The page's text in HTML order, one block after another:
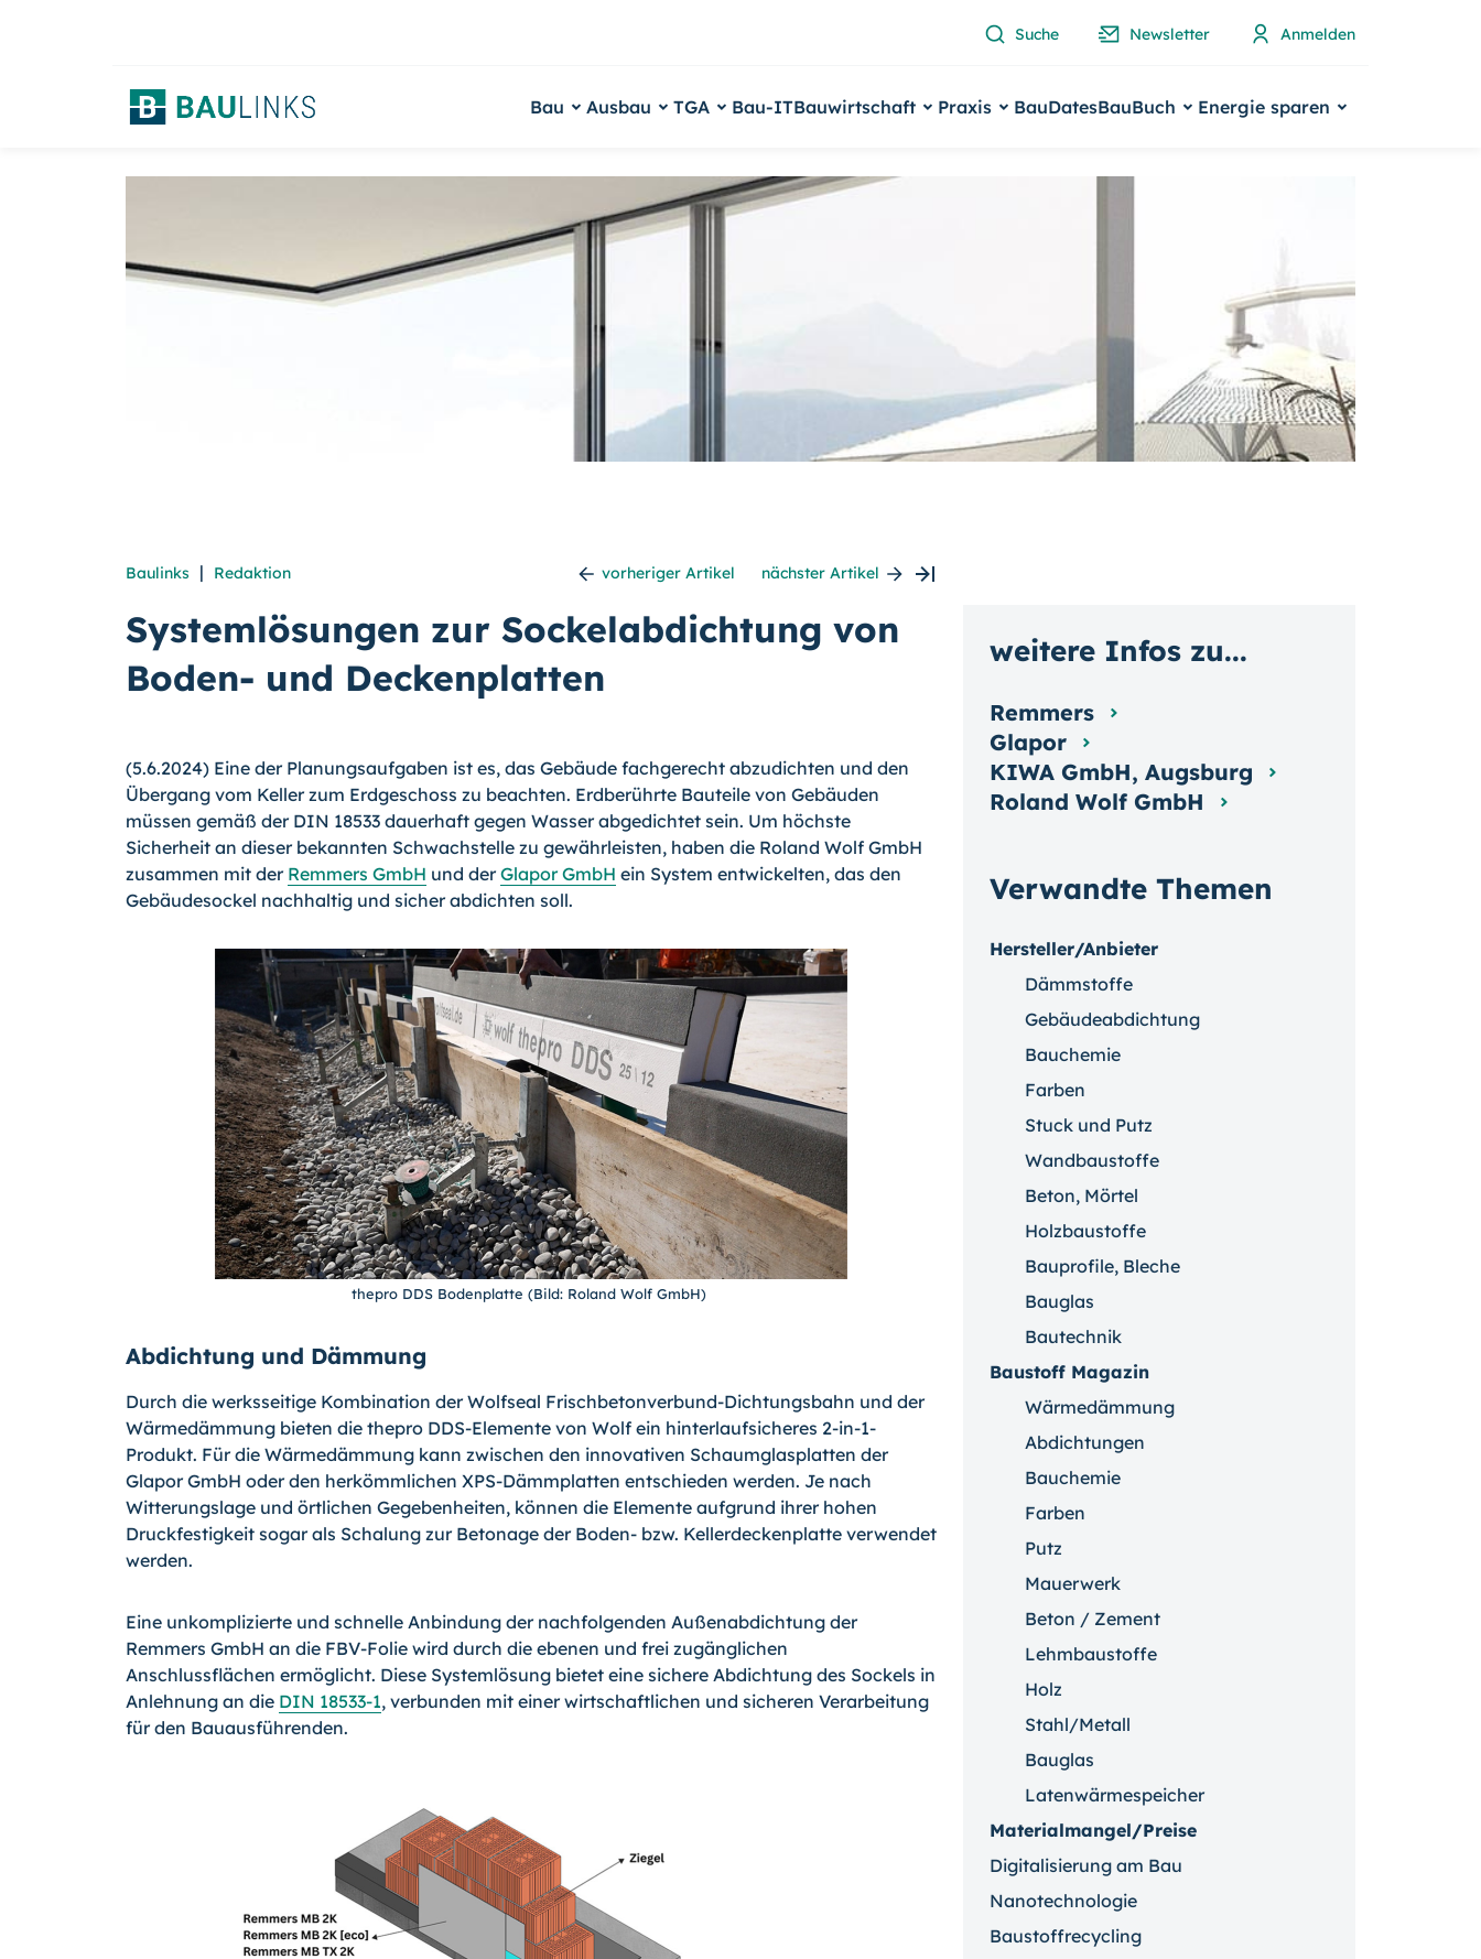
Suche Newsletter Anmelden
Bau Ausbau TGA Bau-ITBauwirtschaft Praxis BauDatesBauBuch Energie sparen
Baulinks | Redaktion vorheriger Artikel nächster Artikel
Systemlösungen zur Sockelabdichtung von
Boden- und Deckenplatten
(5.6.2024) Eine der Planungsaufgaben ist es, das Gebäude fachgerecht abzudichten und den
Übergang vom Keller zum Erdgeschoss zu beachten. Erdberührte Bauteile von Gebäuden
müssen gemäß der DIN 18533 dauerhaft gegen Wasser abgedichtet sein. Um höchste
Sicherheit an dieser bekannten Schwachstelle zu gewährleisten, haben die Roland Wolf GmbH
zusammen mit der Remmers GmbH und derGlapor GmbH ein System entwickelten, das den
Gebäudesockel nachhaltig und sicher abdichten soll.
thepro DDS Bodenplatte (Bild: Roland Wolf GmbH)
Abdichtung und Dämmung
Durch die werksseitige Kombination der Wolfseal Frischbetonverbund-Dichtungsbahn und der
Wärmedämmung bieten die thepro DDS-Elemente von Wolf ein hinterlaufsicheres 2-in-1-
Produkt. Für die Wärmedämmung kann zwischen den innovativen Schaumglasplatten der
Glapor GmbH oder den herkömmlichen XPS-Dämmplatten entschieden werden. Je nach
Witterungslage und örtlichen Gegebenheiten, können die Elemente aufgrund ihrer hohen
Druckfestigkeit sogar als Schalung zur Betonage der Boden- bzw. Kellerdeckenplatte verwendet
werden.
Eine unkomplizierte und schnelle Anbindung der nachfolgenden Außenabdichtung der
Remmers GmbH an die FBV-Folie wird durch die ebenen und frei zugänglichen
Anschlussflächen ermöglicht. Diese Systemlösung bietet eine sichere Abdichtung des Sockels in
Anlehnung an die DIN 18533-1, verbunden mit einer wirtschaftlichen und sicheren Verarbeitung
für den Bauausführenden.
Verwandte Themen
Hersteller/Anbieter
Dämmstoffe
Gebäudeabdichtung
Bauchemie
Farben
Stuck und Putz
Wandbaustoffe
Beton, Mörtel
Holzbaustoffe
Bauprofile, Bleche
Bauglas
Bautechnik
Baustoff Magazin
Wärmedämmung
Abdichtungen
Bauchemie
Farben
Putz
Mauerwerk
Beton / Zement
Lehmbaustoffe
Holz
Stahl/Metall
Bauglas
Latenwärmespeicher
Materialmangel/Preise
Digitalisierung am Bau
Nanotechnologie
Baustoffrecycling
weitere Infos zu...
Remmers
Glapor
KIWA GmbH, Augsburg
Roland Wolf GmbH